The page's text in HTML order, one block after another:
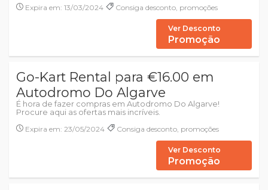
Expira em: 13/03/2024
Consiga desconto, promoções
Ver Desconto
Promoção
Go-Kart Rental para €16.00 em
Autodromo Do Algarve
É hora de fazer compras em Autodromo Do Algarve!
Procure aqui as ofertas mais incríveis.
Expira em: 23/05/2024
Consiga desconto, promoções
Ver Desconto
Promoção